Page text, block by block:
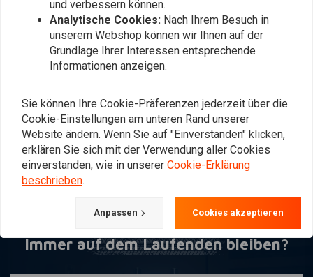
Rise | Poliert
€239,76
Am meisten angesehen
Immer auf dem Laufenden bleiben?
und verbessern können.
Analytische Cookies: Nach Ihrem Besuch in
unserem Webshop können wir Ihnen auf der
Grundlage Ihrer Interessen entsprechende
Informationen anzeigen.
Sie können Ihre Cookie-Präferenzen jederzeit über die
Cookie-Einstellungen am unteren Rand unserer
Website ändern. Wenn Sie auf "Einverstanden" klicken,
erklären Sie sich mit der Verwendung aller Cookies
einverstanden, wie in unserer Cookie-Erklärung
beschrieben.
Anpassen Cookies akzeptieren